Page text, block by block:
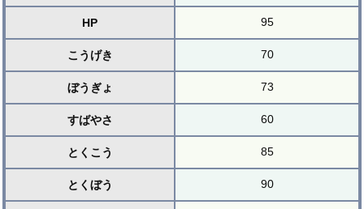
HP 95
こうげき 70
ぼうぎょ 73
すばやさ 60
とくこう 85
とくぼう 90